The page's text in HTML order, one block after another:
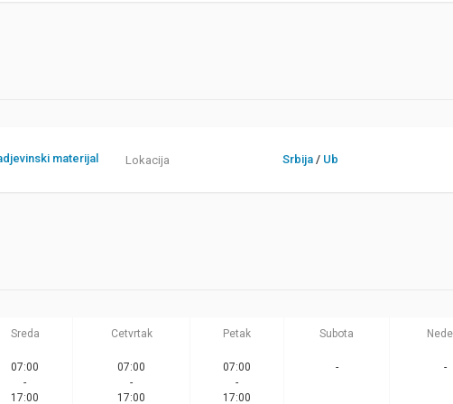
materijal Lokacija Srbija/ Ub
Sreda Cetvrtak Petak Subota
07:00
-
17:00
07:00
-
17:00
07:00
-
17:00
- -